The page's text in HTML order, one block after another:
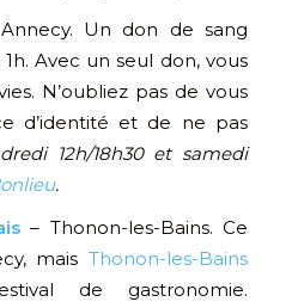
Un don de sang
Avec un seul don, vous
N’oubliez pas de vous
d’identité et de ne pas
12h/18h30 et samedi
.
– Thonon-les-Bains. Ce
mais Thonon-les-Bains
de gastronomie.